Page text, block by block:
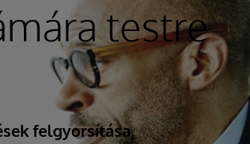
testre
felgyorsítása,